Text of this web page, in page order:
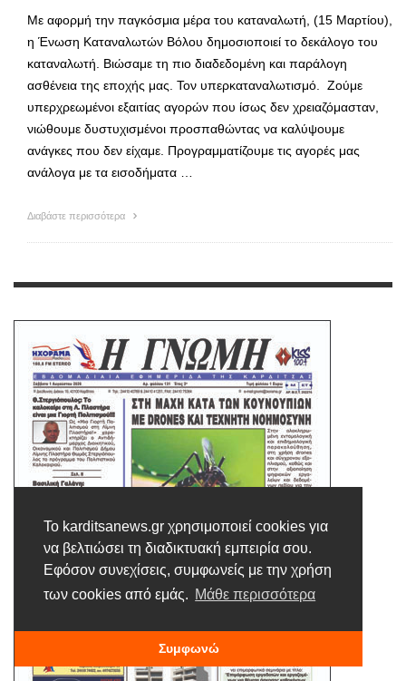
Το karditsanews.gr χρησιμοποιεί cookies για
να βελτιώσει τη διαδικτυακή εμπειρία σου.
Εφόσον συνεχίσεις, συμφωνείς με την χρήση
των cookies από εμάς. Μάθε περισσότερα
Συμφωνώ
Με αφορμή την παγκόσμια μέρα του καταναλωτή, (15 Μαρτίου),
η Ένωση Καταναλωτών Βόλου δημοσιοποιεί το δεκάλογο του
καταναλωτή. Βιώσαμε τη πιο διαδεδομένη και παράλογη
ασθένεια της εποχής μας. Τον υπερκαταναλωτισμό. Ζούμε
υπερχρεωμένοι εξαιτίας αγορών που ίσως δεν χρειαζόμασταν,
νιώθουμε δυστυχισμένοι προσπαθώντας να καλύψουμε
ανάγκες που δεν είχαμε. Προγραμματίζουμε τις αγορές μας
ανάλογα με τα εισοδήματα …
Διαβάστε περισσότερα